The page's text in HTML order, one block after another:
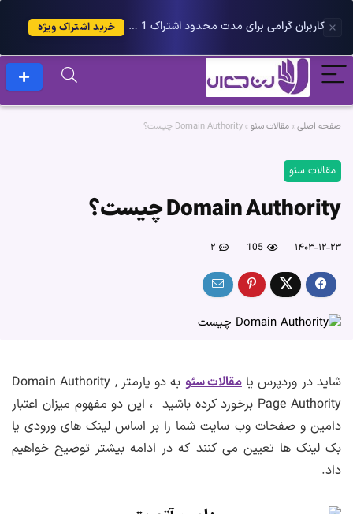
کاربران گرامی برای مدت محدود اشتراک 1 ساله پلاس را می توانید با 25 درصد تخفیف دریافت کنید. خرید اشتراک ویژه
صفحه اصلی »مقالات سئو »Domain Authority چیست؟
مقالات سئو
Domain Authority چیست؟
۱۴۰۳-۱۲-۲۳ 105 ۲
شاید در وردپرس یامقالات سئو
به دو پارمتر Domain Authority ,
Page Authority برخورد کرده باشید ، این دو مفهوم میزان اعتبار
دامین و صفحات وب سایت شما را بر اساس لینک های ورودی یا
بک لینک ها تعیین می کنند که در ادامه بیشتر توضیح خواهیم
داد.